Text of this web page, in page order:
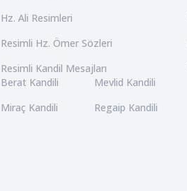
Hz. Ali Resimleri
Resimli Hz. Ömer Sözleri
Resimli Kandil Mesajları
Berat Kandili
Mevlid Kandili
Miraç Kandili
Regaip Kandili